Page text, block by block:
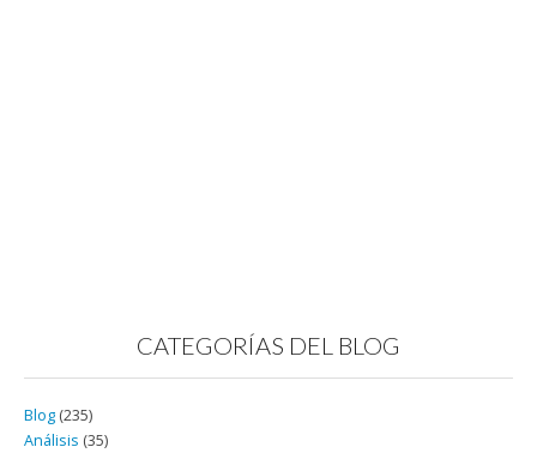
CATEGORÍAS DEL BLOG
Blog (235)
Análisis (35)